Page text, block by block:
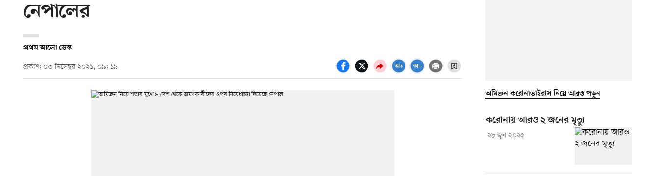
নেপালের
প্রথম আলো ডেস্ক
প্রকাশ: ০৩ ডিসেম্বর ২০২১, ০৯: ১৯
অমিক্রন করোনাভাইরাস নিয়ে আরও পড়ুন
করোনায় আরও ২ জনের মৃত্যু
২৮ জুন ২০২৫